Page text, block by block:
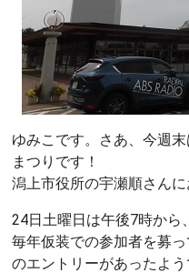
ゆみこです。さあ、今週
まつりです！
潟上市役所の宇瀬順さんに
24日土曜日は午後7時から
毎年仮装での参加者を募
のエントリーがあったよう